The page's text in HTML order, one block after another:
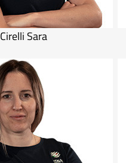
Cirelli Sara